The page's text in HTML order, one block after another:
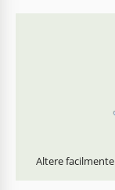
Altere